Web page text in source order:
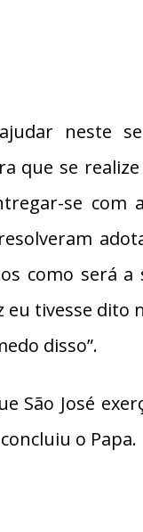
neste
que se
se com
como será
tivesse dito
disso”.
São José
o Papa.